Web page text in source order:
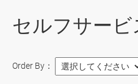
セルフサー
Order By：